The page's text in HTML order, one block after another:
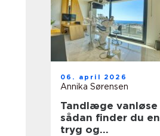
06. april 2026
Annika Sørensen
Tandlæge vanløse
sådan finder du en
tryg og